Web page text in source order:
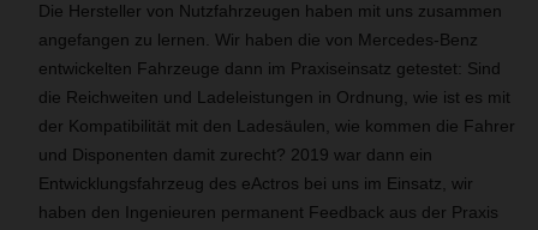
Die Hersteller von Nutzfahrzeugen haben mit uns zusammen
angefangen zu lernen. Wir haben die von Mercedes-Benz
entwickelten Fahrzeuge dann im Praxiseinsatz getestet: Sind
die Reichweiten und Ladeleistungen in Ordnung, wie ist es mit
der Kompatibilität mit den Ladesäulen, wie kommen die Fahrer
und Disponenten damit zurecht? 2019 war dann ein
Entwicklungsfahrzeug des eActros bei uns im Einsatz, wir
haben den Ingenieuren permanent Feedback aus der Praxis